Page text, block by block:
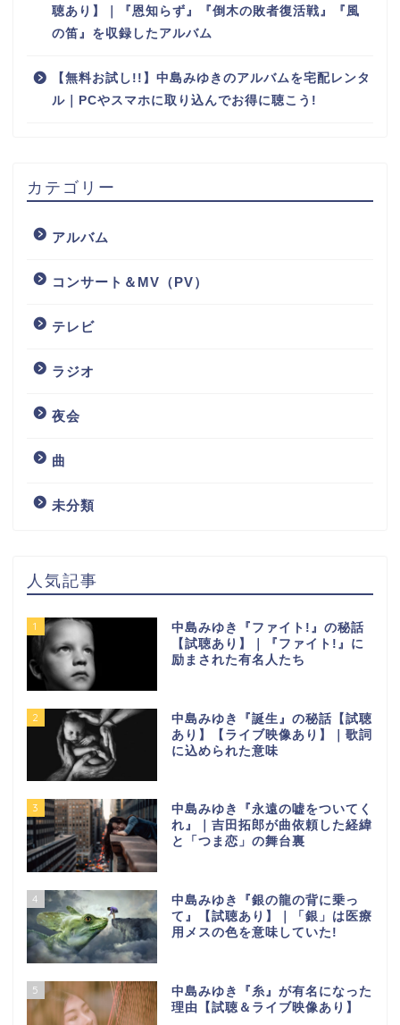
聴あり】｜『恩知らず』『倒木の敗者復活戦』『風
の笛』を収録したアルバム
【無料お試し!!】中島みゆきのアルバムを宅配レンタ
ル｜PCやスマホに取り込んでお得に聴こう!
カテゴリー
アルバム
コンサート＆MV（PV）
テレビ
ラジオ
夜会
曲
未分類
人気記事
1
中島みゆき『ファイト!』の秘話
【試聴あり】｜『ファイト!』に
励まされた有名人たち
2
中島みゆき『誕生』の秘話【試聴
あり】【ライブ映像あり】｜歌詞
に込められた意味
3
中島みゆき『永遠の嘘をついてく
れ』｜吉田拓郎が曲依頼した経緯
と「つま恋」の舞台裏
4
中島みゆき『銀の龍の背に乗っ
て』【試聴あり】｜「銀」は医療
用メスの色を意味していた!
5
中島みゆき『糸』が有名になった
理由【試聴＆ライブ映像あり】